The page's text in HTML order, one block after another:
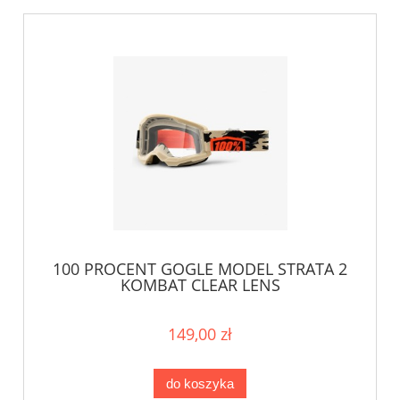
100 PROCENT GOGLE MODEL STRATA 2
KOMBAT CLEAR LENS
149,00 zł
do koszyka